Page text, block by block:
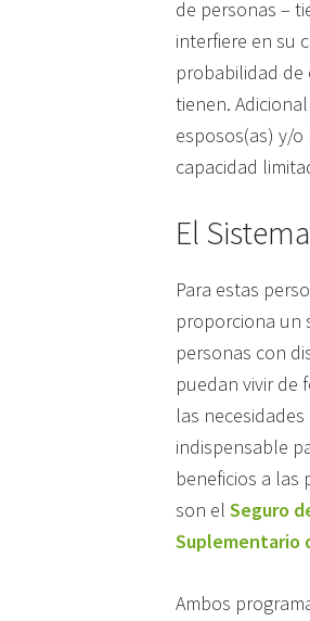
de personas –
interfiere en su
probabilidad
tienen.
esposos(as) y/
capacidad
El
Para estas
proporciona un
personas con
puedan vivir de
las
indispensable
beneficios a las
son el Seguro
Suplementario
Ambos